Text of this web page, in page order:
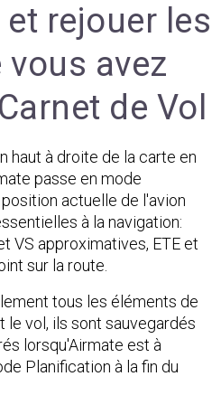
rejouer les
avez
de Vol
haut à droite de la carte en
passe en mode
actuelle de l'avion
à la navigation:
VS approximatives, ETE et
sur la route.
tous les éléments de
le vol, ils sont sauvegardés
lorsqu'Airmate est à
Planification à la fin du